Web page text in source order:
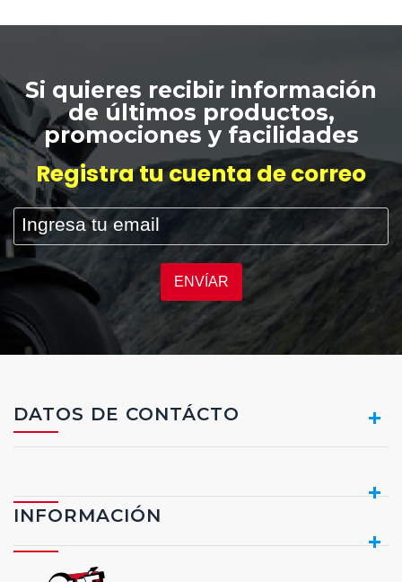
Si quieres recibir información
de últimos productos,
promociones y facilidades
Registra tu cuenta de correo
ENVÍAR
DATOS DE CONTÁCTO
INFORMACIÓN